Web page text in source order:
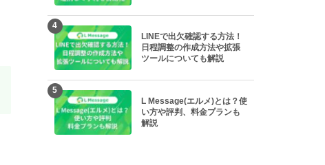
4
LINEで出欠確認する方法！
日程調整の作成方法や拡張
ツールについても解説
5
L Message(エルメ)とは？使
い方や評判、料金プランも
解説